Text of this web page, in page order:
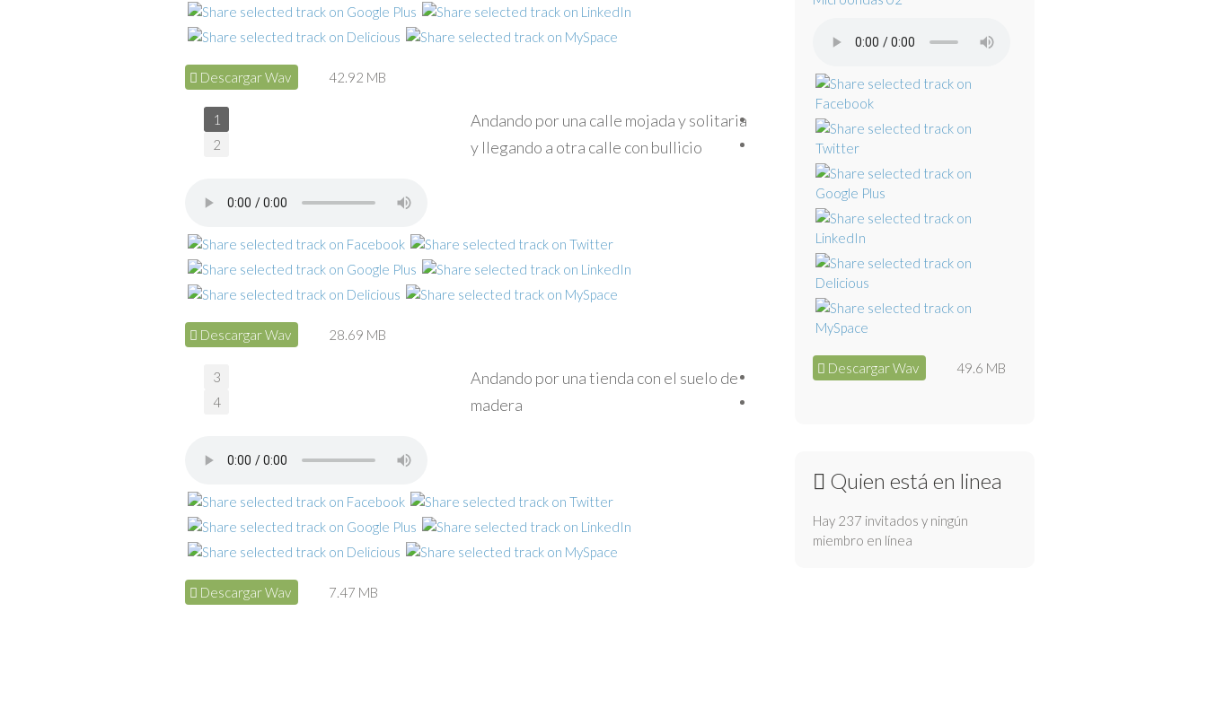
Descargar Wav 42.92 MB
Andando por una calle mojada y solitaria
y llegando a otra calle con bullicio
Descargar Wav 28.69 MB
Andando por una tienda con el suelo de
madera
Descargar Wav 7.47 MB
1
2
3
4
Descargar Wav 49.6 MB
Quien está en linea
Hay 237 invitados y ningún
miembro en línea